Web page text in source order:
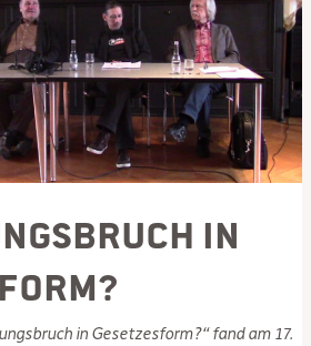
in
in Gesetzesform?“ fand am 17.